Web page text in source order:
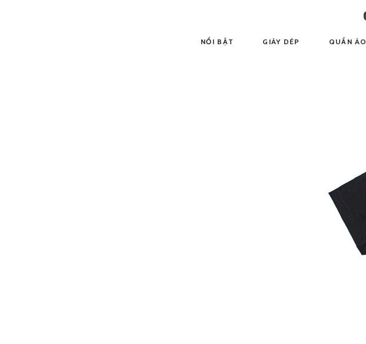
NỔI BẬT GIÀY DÉP QUẦN ÁO